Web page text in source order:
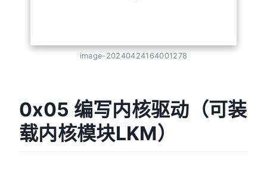
0x05 编写内核驱动（可装
准备工作